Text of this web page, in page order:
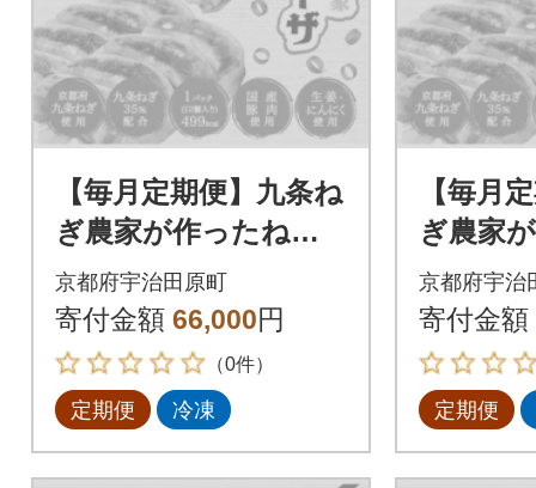
【毎月定期便】九条ね
ぎ農家が作ったねぎ
ギョーザ(12個×5パッ
ク)全6回
京都府宇治田原町
寄付金額 66,000円
（0件）
定期便 冷凍
【毎月
ぎ農家
ギョー
ク)全12
京都府宇治
寄付金額
定期便